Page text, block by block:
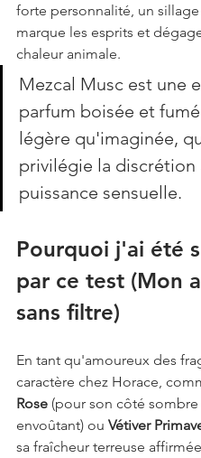
forte personnalité, un
marque les esprits et
chaleur animale.
Mezcal Musc est une
parfum boisée et
légère qu'imaginée,
privilégie la discrétion
puissance sensuelle.
Pourquoi j'ai été
par ce test (Mon
sans filtre)
En tant qu'amoureux des
caractère chez Horace,
Rose (pour son côté
envoûtant) ou Vétiver
sa fraîcheur terreuse